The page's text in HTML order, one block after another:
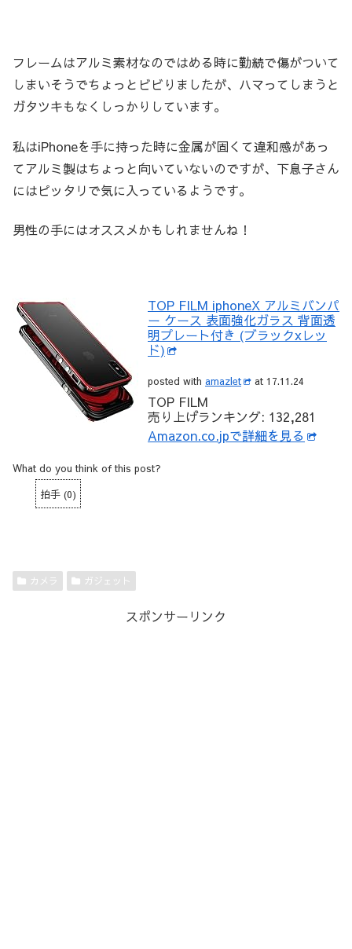
フレームはアルミ素材なのではめる時に勤続で傷がついて
しまいそうでちょっとビビりましたが、ハマってしまうと
ガタツキもなくしっかりしています。
私はiPhoneを手に持った時に金属が固くて違和感があっ
てアルミ製はちょっと向いていないのですが、下息子さん
にはピッタリで気に入っているようです。
男性の手にはオススメかもしれませんね！
TOP FILM iphoneX アルミバンパ
ー ケース 表面強化ガラス 背面透
明プレート付き (ブラックxレッ
ド)
posted with amazlet at 17.11.24
TOP FILM
売り上げランキング: 132,281
Amazon.co.jpで詳細を見る
What do you think of this post?
拍手 (0)
カメラ ガジェット
スポンサーリンク